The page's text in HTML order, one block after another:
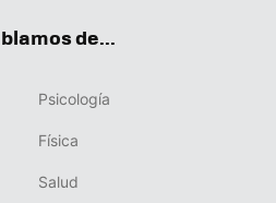
de...
Psicología
Física
Salud